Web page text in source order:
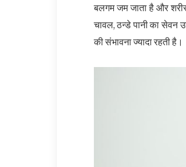
बलगम जम जाता है और
चावल, ठन्डे पानी का सेवन
की संभावना ज्यादा रहती है।